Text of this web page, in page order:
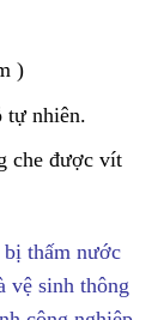
)
tự nhiên.
che được vít
bị thấm nước
vệ sinh thông